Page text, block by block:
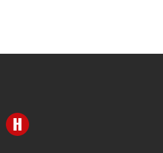
Перейти на главную